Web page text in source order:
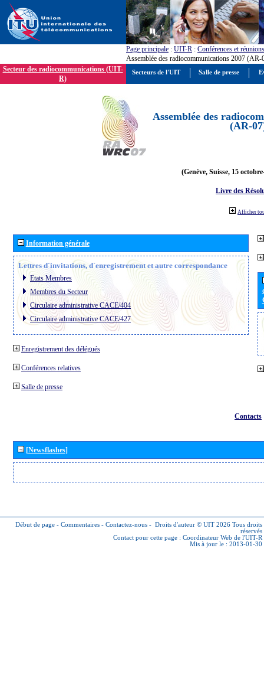
Page principale : UIT-R : Conférences et réunions
Assemblée des radiocommunications 2007 (AR-
Secteur des radiocommunications (UIT-
R)
Assemblée des
(AR-
(Genève, Suisse, 15
Livre des
Afficher
Information générale
Lettres d´invitations, d´enregistrement et autre correspondance
Etats Membres
Membres du Secteur
Circulaire administrative CACE/404
Circulaire administrative CACE/427
Enregistrement des délégués
Conférences relatives
Salle de presse
Contacts
[Newsflashes]
Début de page - Commentaires - Contactez-nous - Droits d'auteur © UIT 2026 Tous droits
réservés
Contact pour cette page : Coordinateur Web de l'UIT-R
Mis à jour le : 2013-01-30
Secteurs de l'UIT Salle de presse